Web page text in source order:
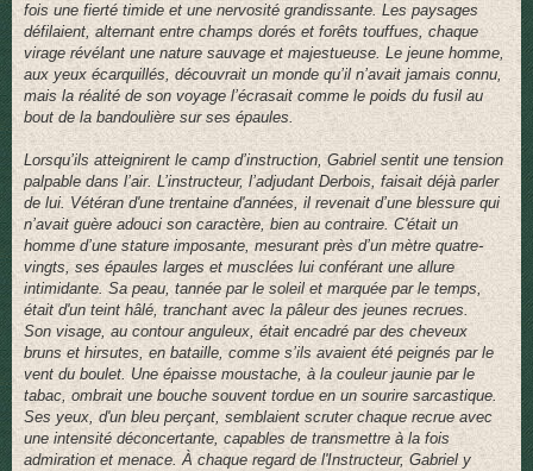
fois une fierté timide et une nervosité grandissante. Les paysages
défilaient, alternant entre champs dorés et forêts touffues, chaque
virage révélant une nature sauvage et majestueuse. Le jeune homme,
aux yeux écarquillés, découvrait un monde qu’il n’avait jamais connu,
mais la réalité de son voyage l’écrasait comme le poids du fusil au
bout de la bandoulière sur ses épaules.
Lorsqu’ils atteignirent le camp d’instruction, Gabriel sentit une tension
palpable dans l’air. L’instructeur, l’adjudant Derbois, faisait déjà parler
de lui. Vétéran d'une trentaine d'années, il revenait d’une blessure qui
n’avait guère adouci son caractère, bien au contraire. C'était un
homme d’une stature imposante, mesurant près d’un mètre quatre-
vingts, ses épaules larges et musclées lui conférant une allure
intimidante. Sa peau, tannée par le soleil et marquée par le temps,
était d'un teint hâlé, tranchant avec la pâleur des jeunes recrues.
Son visage, au contour anguleux, était encadré par des cheveux
bruns et hirsutes, en bataille, comme s’ils avaient été peignés par le
vent du boulet. Une épaisse moustache, à la couleur jaunie par le
tabac, ombrait une bouche souvent tordue en un sourire sarcastique.
Ses yeux, d'un bleu perçant, semblaient scruter chaque recrue avec
une intensité déconcertante, capables de transmettre à la fois
admiration et menace. À chaque regard de l'Instructeur, Gabriel y